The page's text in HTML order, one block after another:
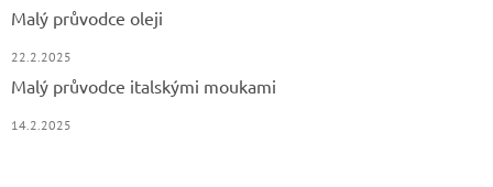
Malý průvodce oleji
22.2.2025
Malý průvodce italskými moukami
14.2.2025